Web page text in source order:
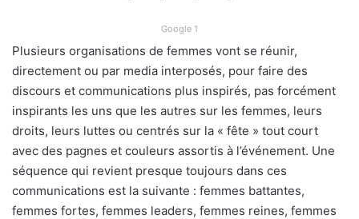
Google 1
Plusieurs organisations de femmes vont se réunir,
directement ou par media interposés, pour faire des
discours et communications plus inspirés, pas forcément
inspirants les uns que les autres sur les femmes, leurs
droits, leurs luttes ou centrés sur la « fête » tout court
avec des pagnes et couleurs assortis à l’événement. Une
séquence qui revient presque toujours dans ces
communications est la suivante : femmes battantes,
femmes fortes, femmes leaders, femmes reines, femmes